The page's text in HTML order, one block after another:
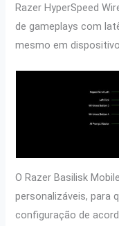
Razer HyperSpeed
de gameplays com
mesmo em
O Razer Basilisk
personalizáveis, para
configuração de